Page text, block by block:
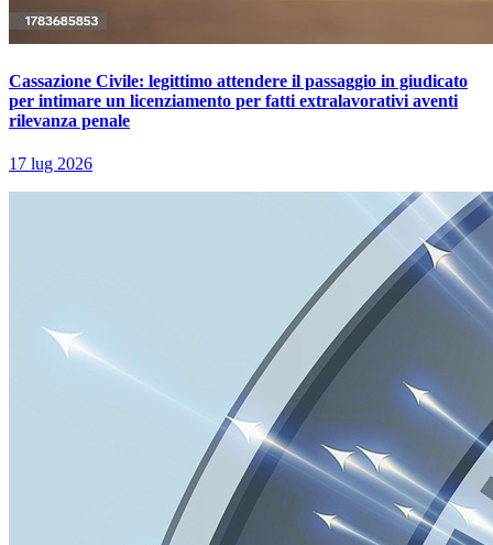
Cassazione Civile: legittimo attendere il passaggio in giudicato
per intimare un licenziamento per fatti extralavorativi aventi
rilevanza penale
17 lug 2026